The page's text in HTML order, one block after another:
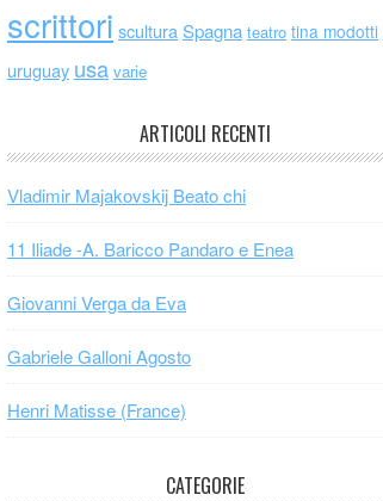
scrittori scultura Spagna teatro tina modotti
uruguay usa varie
ARTICOLI RECENTI
Vladimir Majakovskij Beato chi
11 Iliade -A. Baricco Pandaro e Enea
Giovanni Verga da Eva
Gabriele Galloni Agosto
Henri Matisse (France)
CATEGORIE